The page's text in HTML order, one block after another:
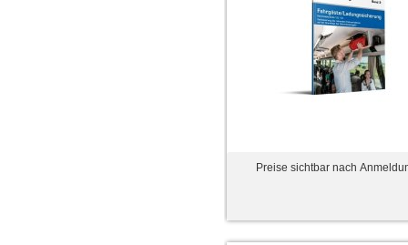
Preise sichtbar nach